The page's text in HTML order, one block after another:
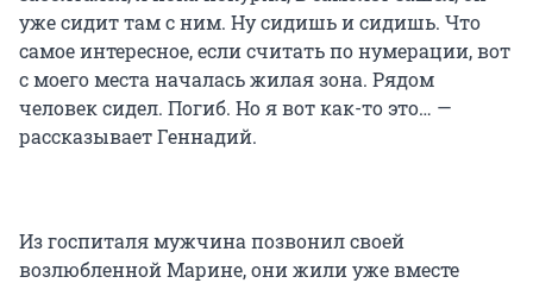
уже сидит там с ним. Ну сидишь и сидишь. Что
самое интересное, если считать по нумерации, вот
с моего места началась жилая зона. Рядом
человек сидел. Погиб. Но я вот как-то это… —
рассказывает Геннадий.
Из госпиталя мужчина позвонил своей
возлюбленной Марине, они жили уже вместе